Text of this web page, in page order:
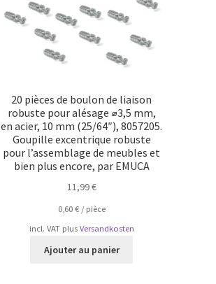
20 pièces de boulon de liaison
robuste pour alésage ⌀3,5 mm,
en acier, 10 mm (25/64″), 8057205.
Goupille excentrique robuste
pour l’assemblage de meubles et
bien plus encore, par EMUCA
11,99€
0,60 €/ pièce
incl. VAT plus Versandkosten
Ajouter au panier